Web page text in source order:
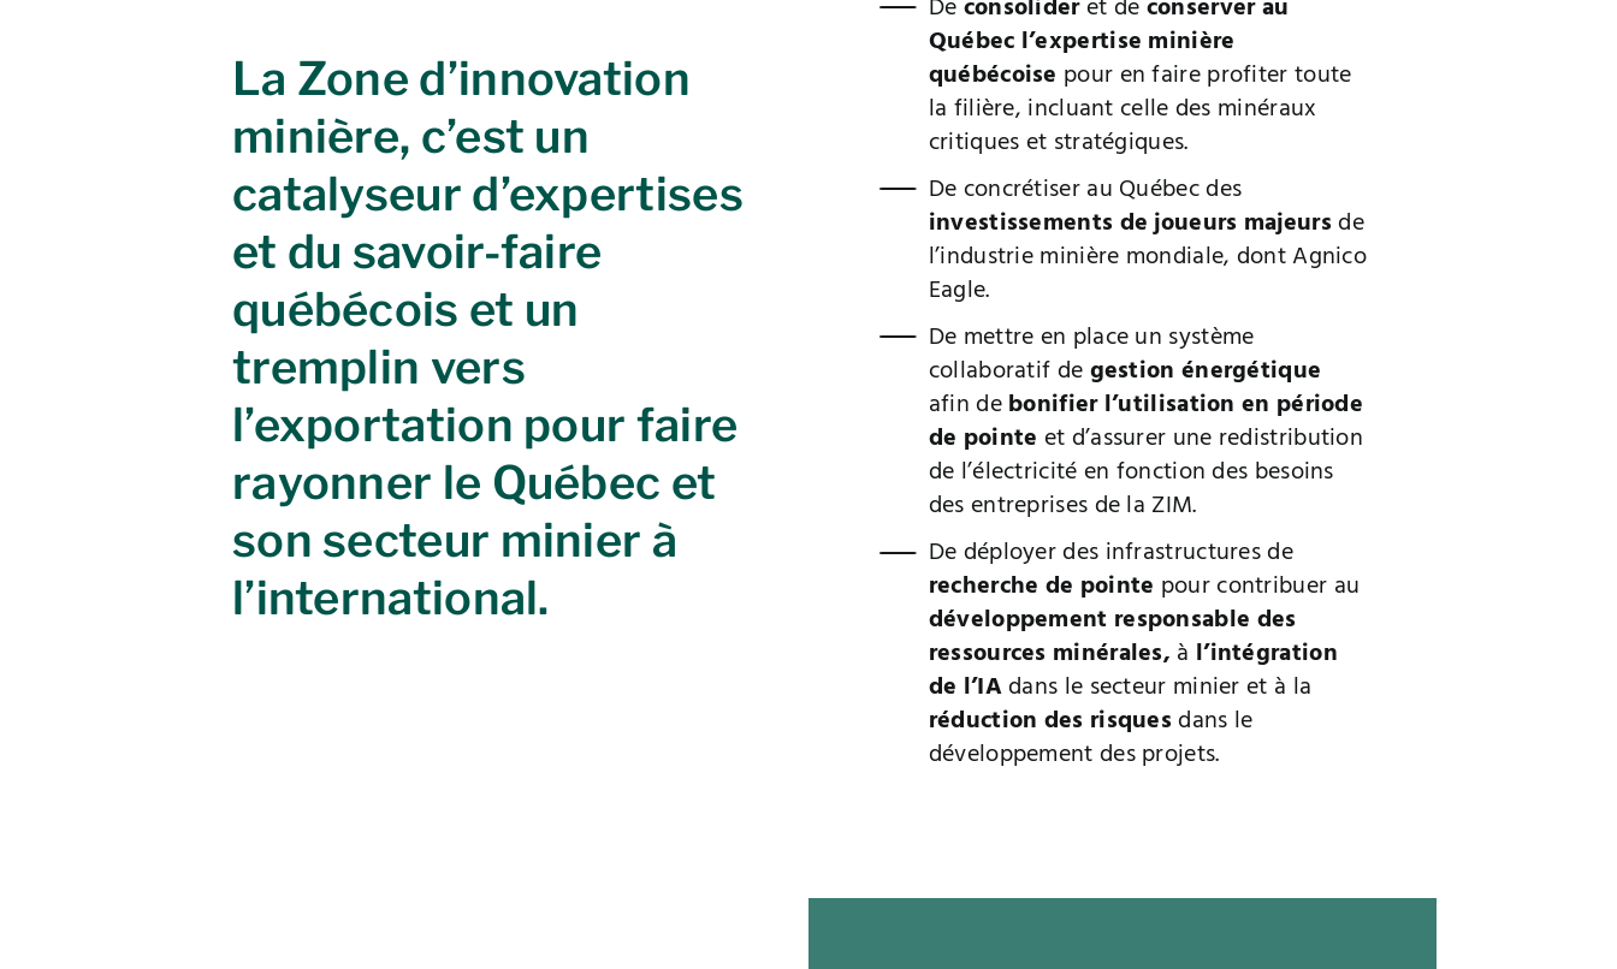
La Zone d’innovation
minière, c’est un
catalyseur d’expertises
et du savoir-faire
québécois et un
tremplin vers
l’exportation pour faire
rayonner le Québec et
son secteur minier à
l’international.
De consolideret de conserver au
Québec l’expertise minière
québécoise pour en faire profiter toute
la filière, incluant celle des minéraux
critiques et stratégiques.
De concrétiser au Québec des
investissements de joueurs majeurs de
l’industrie minière mondiale, dont Agnico
Eagle.
De mettre en place un système
collaboratif de gestion énergétique
afin de bonifier l’utilisation en période
de pointe et d’assurer une redistribution
de l’électricité en fonction des besoins
des entreprises de la ZIM.
De déployer des infrastructures de
recherche de pointe pour contribuer au
développement responsable des
ressources minérales, à l’intégration
de l’IAdans le secteur minier et à la
réduction des risques dans le
développement des projets.